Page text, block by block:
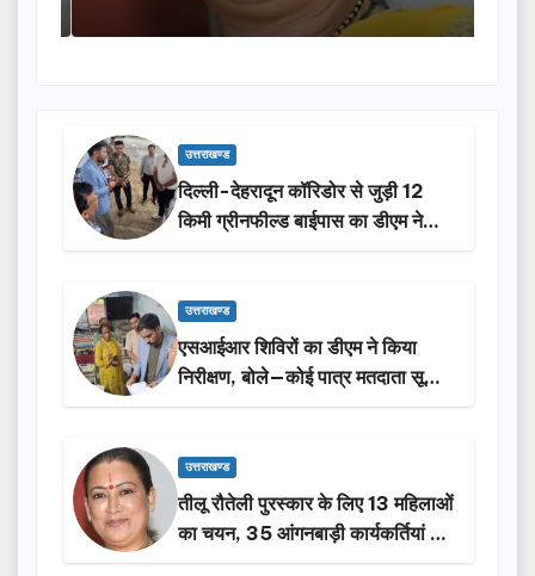
उत्तराखण्ड
दिल्ली-देहरादून कॉरिडोर से जुड़ी 12
किमी ग्रीनफील्ड बाईपास का डीएम ने
किया निरीक्षण…
उत्तराखण्ड
एसआईआर शिविरों का डीएम ने किया
निरीक्षण, बोले—कोई पात्र मतदाता सूची
से न छूटे…
उत्तराखण्ड
तीलू रौतेली पुरस्कार के लिए 13 महिलाओं
का चयन, 35 आंगनबाड़ी कार्यकर्तियां भी
होंगी सम्मानित…